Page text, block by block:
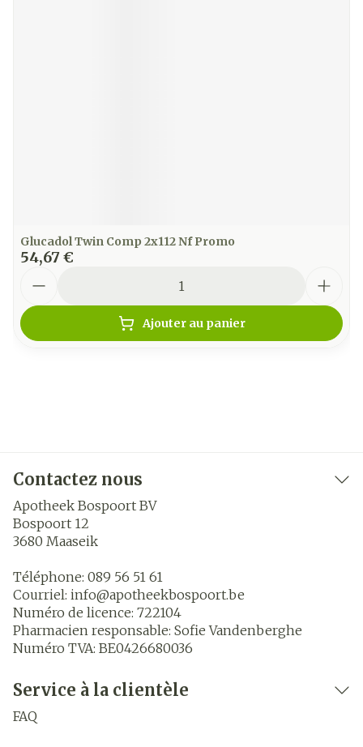
Glucadol Twin Comp 2x112 Nf Promo
54,67 €
Ajouter au panier
Contactez nous
Apotheek Bospoort BV
Bospoort 12
3680 Maaseik
Téléphone: 089 56 51 61
Courriel: info@apotheekbospoort.be
Numéro de licence: 722104
Pharmacien responsable: Sofie Vandenberghe
Numéro TVA: BE0426680036
Service à la clientèle
FAQ